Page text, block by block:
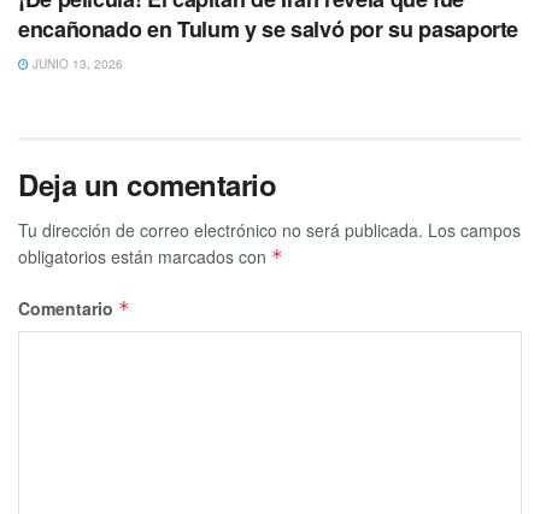
encañonado en Tulum y se salvó por su pasaporte
JUNIO 13, 2026
Deja un comentario
Tu dirección de correo electrónico no será publicada. Los campos
obligatorios están marcados con *
Comentario *